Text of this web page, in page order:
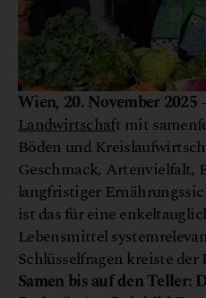
Wien, 20. November 2025
Landwirtschaft mit
Böden und
Geschmack, Artenvielfalt,
langfristiger
ist das für eine
Lebensmittel
Schlüsselfragen kreiste der
Samen bis auf den